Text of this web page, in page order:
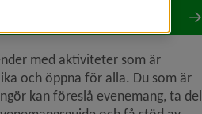
med aktiviteter som är
och öppna för alla. Du som är
kan föreslå evenemang, ta del